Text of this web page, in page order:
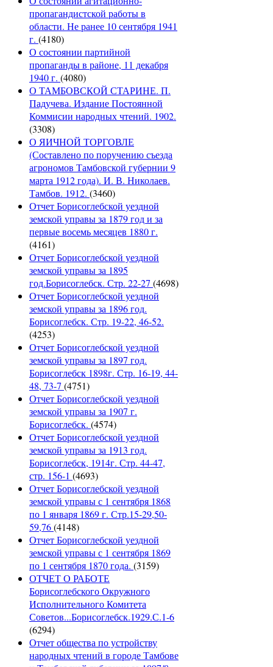
пропагандистской работы в
области. Не ранее 10 сентября 1941
г. (4180)
О состоянии партийной
пропаганды в районе, 11 декабря
1940 г. (4080)
О ТАМБОВСКОЙ СТАРИНЕ. П.
Падучева. Издание Постоянной
Коммисии народных чтений. 1902.
(3308)
О ЯИЧНОЙ ТОРГОВЛЕ
(Составлено по поручению съезда
агрономов Тамбовской губернии 9
марта 1912 года). И. В. Николаев.
Тамбов. 1912. (3460)
Отчет Борисоглебской уездной
земской управы за 1879 год и за
первые восемь месяцев 1880 г.
(4161)
Отчет Борисоглебской уездной
земской управы за 1895
год.Борисоглебск. Стр. 22-27 (4698)
Отчет Борисоглебской уездной
земской управы за 1896 год.
Борисоглебск. Стр. 19-22, 46-52.
(4253)
Отчет Борисоглебской уездной
земской управы за 1897 год.
Борисоглебск 1898г. Стр. 16-19, 44-
48, 73-7 (4751)
Отчет Борисоглебской уездной
земской управы за 1907 г.
Борисоглебск. (4574)
Отчет Борисоглебской уездной
земской управы за 1913 год.
Борисоглебск, 1914г. Стр. 44-47,
стр. 156-1 (4693)
Отчет Борисоглебской уездной
земской управы с 1 сентября 1868
по 1 января 1869 г. Стр.15-29,50-
59,76(4148)
Отчет Борисоглебской уездной
земской управы с 1 сентября 1869
по 1 сентября 1870 года. (3159)
ОТЧЕТ О РАБОТЕ
Борисоглебского Окружного
Исполнительного Комитета
Советов...Борисоглебск.1929.С.1-6
(6294)
Отчет общества по устройству
народных чтений в городе Тамбове